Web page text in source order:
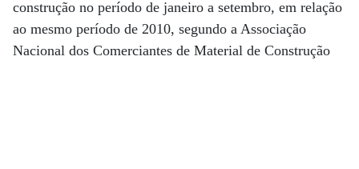
construção no período de janeiro a setembro, em relação
ao mesmo período de 2010, segundo a Associação
Nacional dos Comerciantes de Material de Construção